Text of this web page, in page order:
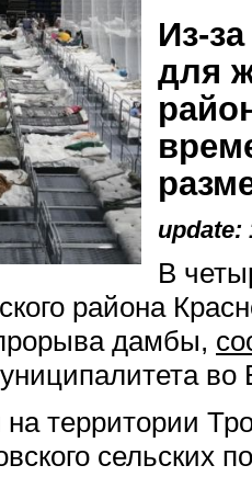
Из-
для
update:
В
района
дамбы,
во
территории
сельских